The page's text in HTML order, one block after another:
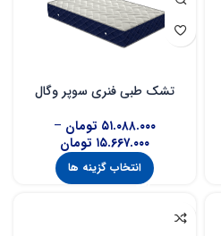
تشک طبی فنری سوپر وگال
۵۱.۰۸۸.۰۰۰ تومان –
۱۵.۶۶۷.۰۰۰ تومان
انتخاب گزینه ها